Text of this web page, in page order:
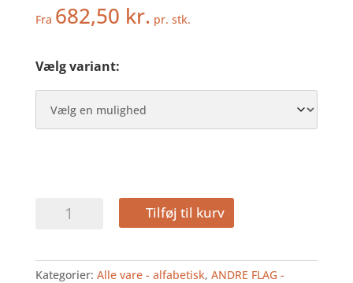
Fra 682,50 kr. pr. stk.
Vælg variant:
antal
Tilføj til kurv
Kategorier: Alle vare - alfabetisk, ANDRE FLAG -